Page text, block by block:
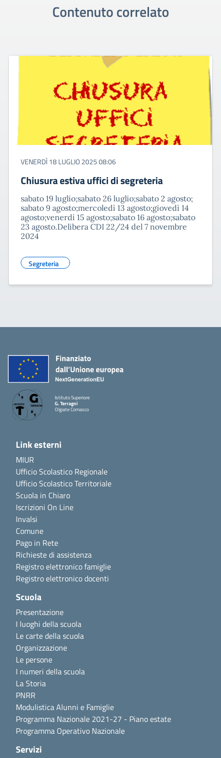
Contenuto correlato
VENERDÌ 18 LUGLIO 2025 08:06
Chiusura estiva uffici di segreteria
sabato 19 luglio;sabato 26 luglio;sabato 2 agosto;
sabato 9 agosto;mercoledì 13 agosto;giovedì 14
agosto;venerdì 15 agosto;sabato 16 agosto;sabato
23 agosto.Delibera CDI 22/24 del 7 novembre
2024
Segreteria
Istituto Superiore
G. Terragni
Olgiate Comasco
Link esterni
MIUR
Ufficio Scolastico Regionale
Ufficio Scolastico Territoriale
Scuola in Chiaro
Iscrizioni On Line
Invalsi
Comune
Pago in Rete
Richieste di assistenza
Registro elettronico famiglie
Registro elettronico docenti
Scuola
Presentazione
I luoghi della scuola
Le carte della scuola
Organizzazione
Le persone
I numeri della scuola
La Storia
PNRR
Modulistica Alunni e Famiglie
Programma Nazionale 2021-27 - Piano estate
Programma Operativo Nazionale
Servizi